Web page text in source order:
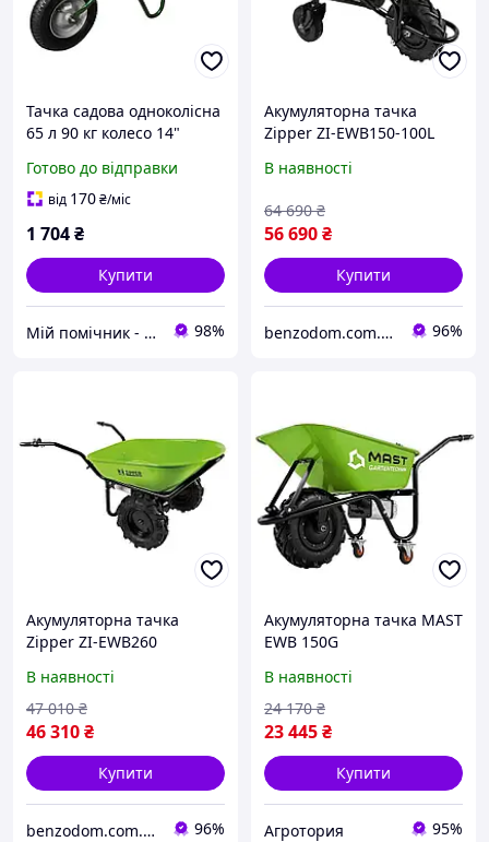
Тачка садова одноколісна
65 л 90 кг колесо 14"
Готово до відправки
від 170₴/міс
1 704₴
Купити
Мій помічник - інтернет магазин 98%
Акумуляторна тачка
Zipper ZI-EWB150-100L
В наявності
56 690₴
64 690 ₴
Купити
benzodom.com.ua 96%
Акумуляторна тачка
Zipper ZI-EWB260
В наявності
46 310₴
47 010 ₴
Купити
benzodom.com.ua 96%
Акумуляторна тачка MAST
EWB 150G
В наявності
23 445₴
24 170 ₴
Купити
Агротория 95%